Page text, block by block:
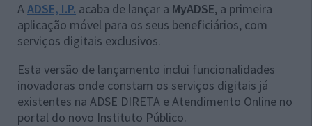
AADSE, I.P. acaba de lançar a MyADSE, a primeira
aplicação móvel para os seus beneficiários, com
serviços digitais exclusivos.
Esta versão de lançamento inclui funcionalidades
inovadoras onde constam os serviços digitais já
existentes na ADSE DIRETA e Atendimento Online no
portal do novo Instituto Público.